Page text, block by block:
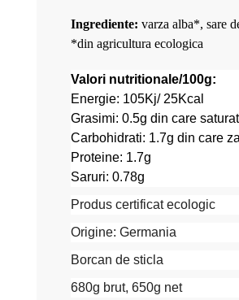
Ingrediente: varza alba*, sare
*din agricultura ecologica
Valori nutritionale/100g:
Energie: 105Kj/ 25Kcal
Grasimi: 0.5g din care
Carbohidrati: 1.7g din care
Proteine: 1.7g
Saruri: 0.78g
Produs certificat ecologic
Origine: Germania
Borcan de sticla
680g brut, 650g net